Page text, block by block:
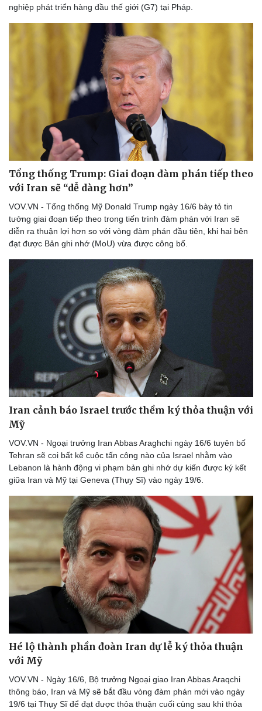
Doanh nghiệp Công nghệ
nghiệp phát triển hàng đầu thế giới (G7) tại Pháp.
Tổng thống Trump: Giai đoạn đàm phán tiếp theo
với Iran sẽ “dễ dàng hơn”
VOV.VN - Tổng thống Mỹ Donald Trump ngày 16/6 bày tỏ tin
tưởng giai đoạn tiếp theo trong tiến trình đàm phán với Iran sẽ
diễn ra thuận lợi hơn so với vòng đàm phán đầu tiên, khi hai bên
đạt được Bản ghi nhớ (MoU) vừa được công bố.
Iran cảnh báo Israel trước thềm ký thỏa thuận với
Mỹ
VOV.VN - Ngoại trưởng Iran Abbas Araghchi ngày 16/6 tuyên bố
Tehran sẽ coi bất kể cuộc tấn công nào của Israel nhằm vào
Lebanon là hành động vi phạm bản ghi nhớ dự kiến được ký kết
giữa Iran và Mỹ tại Geneva (Thụy Sĩ) vào ngày 19/6.
Hé lộ thành phần đoàn Iran dự lễ ký thỏa thuận
với Mỹ
VOV.VN - Ngày 16/6, Bộ trưởng Ngoại giao Iran Abbas Araqchi
thông báo, Iran và Mỹ sẽ bắt đầu vòng đàm phán mới vào ngày
19/6 tại Thụy Sĩ để đạt được thỏa thuận cuối cùng sau khi thỏa